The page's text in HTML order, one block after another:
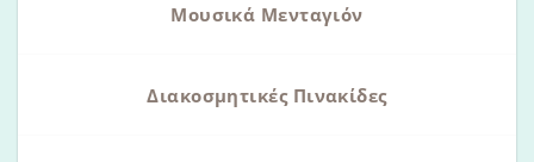
Μουσικά Μενταγιόν
Διακοσμητικές Πινακίδες